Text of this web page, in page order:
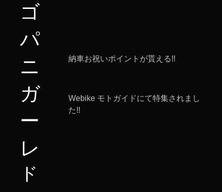
ゴ
パ
ニ
ガ
ー
レ
ド
納車お祝いポイントが貰える!!
Webike モトガイドにて特集されまし
た!!